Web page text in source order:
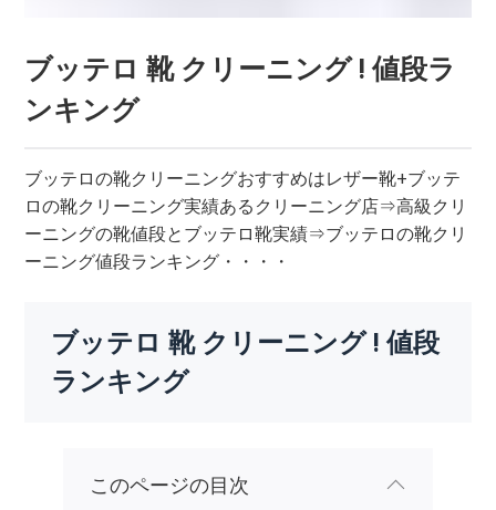
ブッテロ 靴 クリーニング ! 値段ラ
ンキング
ブッテロの靴クリーニングおすすめはレザー靴+ブッテ
ロの靴クリーニング実績あるクリーニング店⇒高級クリ
ーニングの靴値段とブッテロ靴実績⇒ブッテロの靴クリ
ーニング値段ランキング・・・・
ブッテロ 靴 クリーニング ! 値段
ランキング
このページの目次